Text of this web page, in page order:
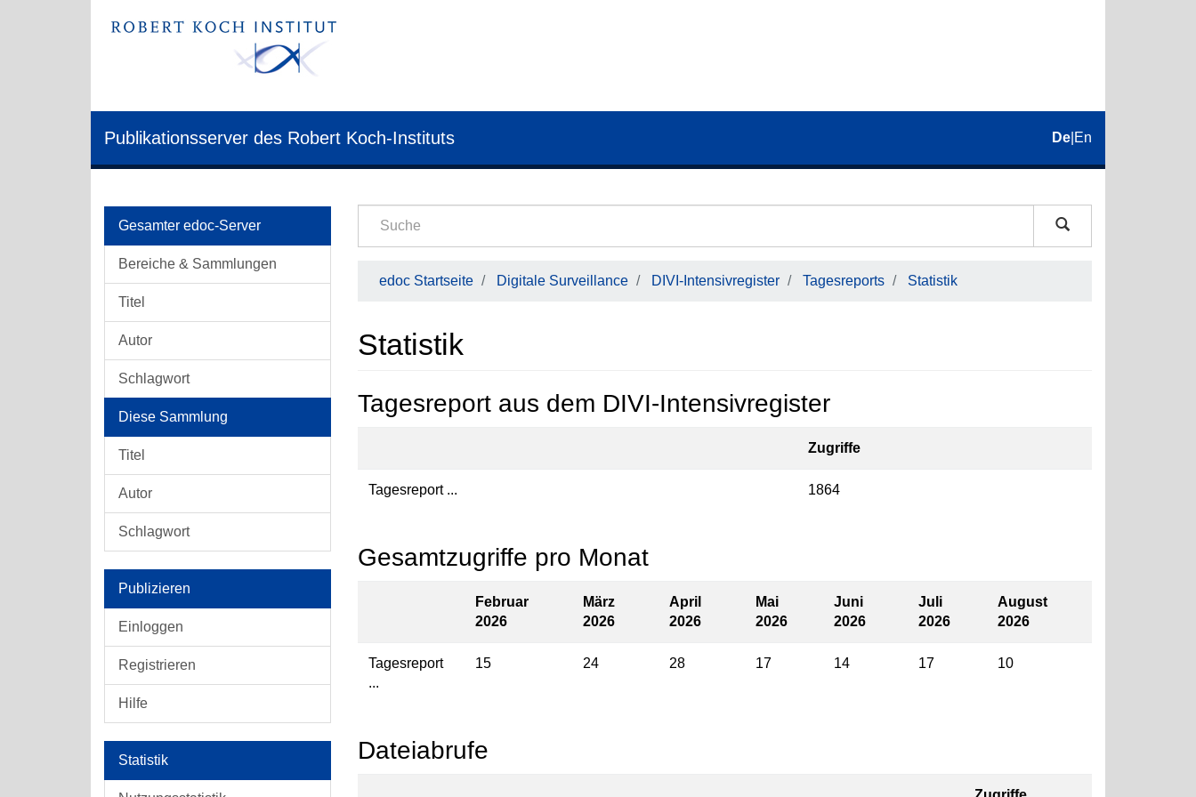
Publikationsserver des Robert Koch-Instituts De En
Gesamter edoc-Server
Bereiche & Sammlungen
Titel
Autor
Schlagwort
Diese Sammlung
Titel
Autor
Schlagwort
Publizieren
Einloggen
Registrieren
Hilfe
Statistik
edoc Startseite Digitale Surveillance DIVI-Intensivregister Tagesreports Statistik
Statistik
Tagesreport aus dem DIVI-Intensivregister
Zugriffe
Tagesreport ... 1864
Gesamtzugriffe pro Monat
Februar
2026
März
2026
April
2026
Mai
2026
Juni
2026
Juli
2026
August
2026
Tagesreport
...
15 24 28 17 14 17 10
Dateiabrufe